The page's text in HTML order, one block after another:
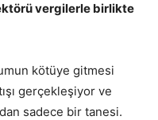
vergilerle birlikte
kötüye gitmesi
gerçekleşiyor ve
sadece bir tanesi.